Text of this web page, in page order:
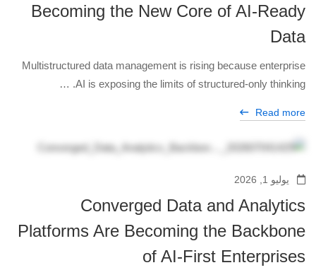
Becoming the New Core of AI-Ready
Data
Multistructured data management is rising because enterprise
AI is exposing the limits of structured-only thinking. …
Read more
يوليو 1, 2026
Converged Data and Analytics
Platforms Are Becoming the Backbone
of AI-First Enterprises